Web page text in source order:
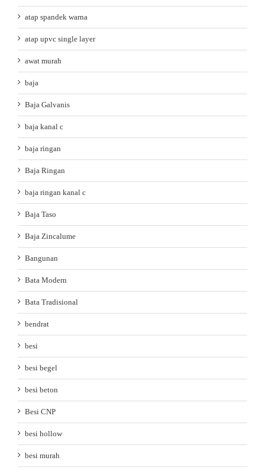
atap spandek warna
atap upvc single layer
awat murah
baja
Baja Galvanis
baja kanal c
baja ringan
Baja Ringan
baja ringan kanal c
Baja Taso
Baja Zincalume
Bangunan
Bata Modern
Bata Tradisional
bendrat
besi
besi begel
besi beton
Besi CNP
besi hollow
besi murah